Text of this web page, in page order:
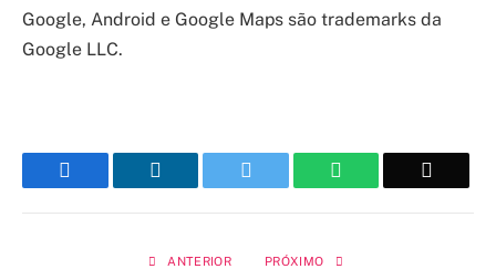
Google, Android e Google Maps são trademarks da
Google LLC.
WhatsApp
ANTERIOR PRÓXIMO